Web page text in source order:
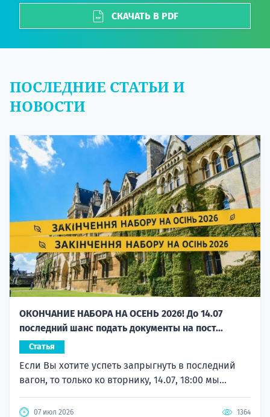
СКАЧАТЬ В PDF
ПОСЛЕДНИЕ СТАТЬИ И
НОВОСТИ
ОКОНЧАНИЕ НАБОРА НА ОСЕНЬ 2026! До 14.07
последний шанс подать документы на пост...
Статья
Если Вы хотите успеть запрыгнуть в последний
вагон, то только ко вторнику, 14.07, 18:00 мы...
07 июл 2026 1364